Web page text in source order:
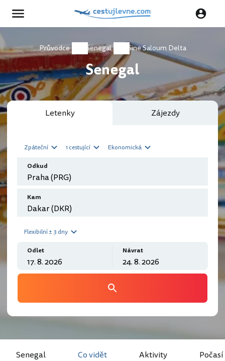
Průvodce Senegal Sine Saloum Delta
Senegal
Letenky Zájezdy
Zpáteční 1 cestující Ekonomická
Odkud
Kam
Flexibilní ± 3 dny
Odlet Návrat
Senegal Co vidět Aktivity Počasí